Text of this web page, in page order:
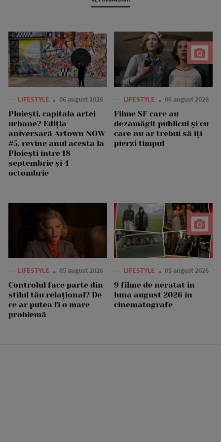
— LIFESTYLE 06 august 2026
Ploiești, capitala artei
urbane? Ediția
aniversară Artown NOW
#5, revine anul acesta la
Ploiești între 18
septembrie și 4
octombrie
— LIFESTYLE 06 august 2026
Filme SF care au
dezamăgit publicul și cu
care nu ar trebui să îți
pierzi timpul
— LIFESTYLE 05 august 2026
Controlul face parte din
stilul tău relațional? De
ce ar putea fi o mare
problemă
— LIFESTYLE 05 august 2026
9 filme de neratat în
luna august 2026 în
cinematografe